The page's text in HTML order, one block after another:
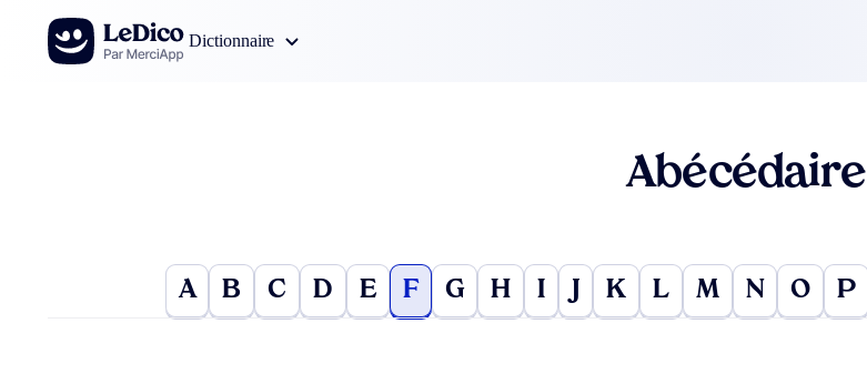
Aller au contenu
Dictionnaire
Abécédaire
A B C D E F G H I J K L M N O P